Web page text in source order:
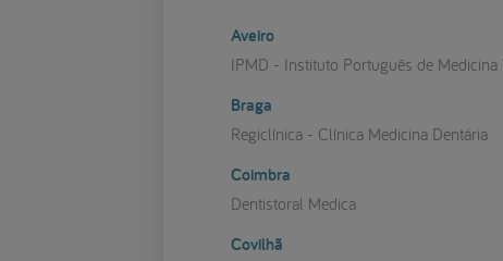
Aveiro
IPMD - Instituto Português de Medicina
Braga
Regiclínica - Clínica Medicina Dentária
Coimbra
Dentistoral Medica
Covilhã